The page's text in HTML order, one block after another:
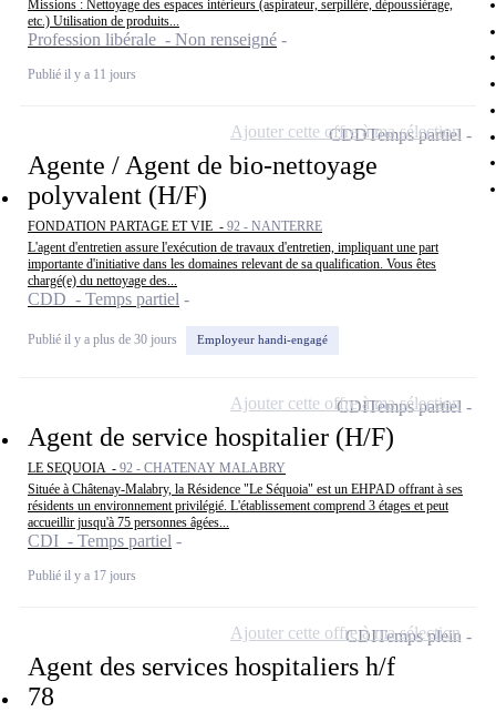
Missions : Nettoyage des espaces intérieurs (aspirateur, serpillère, dépoussiérage,
etc.) Utilisation de produits...
Profession libérale - Non renseigné
Publié il y a 11 jours
Agente / Agent de bio-nettoyage
polyvalent (H/F)
FONDATION PARTAGE ET VIE - 92 - NANTERRE
L'agent d'entretien assure l'exécution de travaux d'entretien, impliquant une part
importante d'initiative dans les domaines relevant de sa qualification. Vous êtes
chargé(e) du nettoyage des...
CDD - Temps partiel
Publié il y a plus de 30 jours Employeur handi-engagé
CDDTemps partiel
Ajouter cette offre à ma sélection
Agent de service hospitalier (H/F)
LE SEQUOIA - 92 - CHATENAY MALABRY
Située à Châtenay-Malabry, la Résidence "Le Séquoia" est un EHPAD offrant à ses
résidents un environnement privilégié. L'établissement comprend 3 étages et peut
accueillir jusqu'à 75 personnes âgées...
CDI - Temps partiel
Publié il y a 17 jours
CDITemps partiel
Ajouter cette offre à ma sélection
Agent des services hospitaliers h/f
78
CDITemps plein
Ajouter cette offre à ma sélection